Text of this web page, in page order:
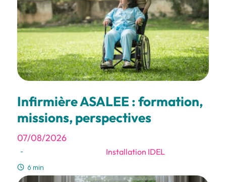
Infirmière ASALEE : formation,
missions, perspectives
07/08/2026
- Installation IDEL
6 min